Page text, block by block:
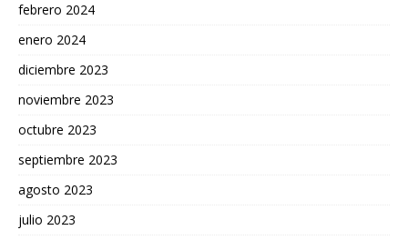
febrero 2024
enero 2024
diciembre 2023
noviembre 2023
octubre 2023
septiembre 2023
agosto 2023
julio 2023